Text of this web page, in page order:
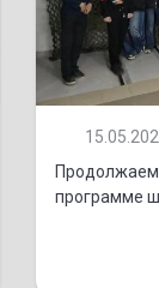
Продолжаем
программе